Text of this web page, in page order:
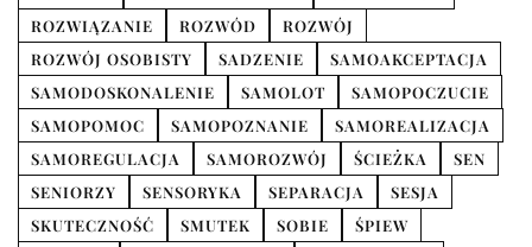
ROZWIĄZANIE
ROZWÓD
ROZWÓJ
ROZWÓJ OSOBISTY
SADZENIE
SAMOAKCEPTACJA
SAMODOSKONALENIE
SAMOLOT
SAMOPOCZUCIE
SAMOPOMOC
SAMOPOZNANIE
SAMOREALIZACJA
SAMOREGULACJA
SAMOROZWÓJ ŚCIEŻKA
SEN
SENIORZY
SENSORYKA SEPARACJA
SESJA
SKUTECZNOŚĆ
SMUTEK SOBIE
ŚPIEW